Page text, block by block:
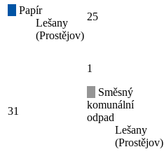
Papír
Lešany
(Prostějov)
25
31
1
Směsný
komunální
odpad
Lešany
(Prostějov)